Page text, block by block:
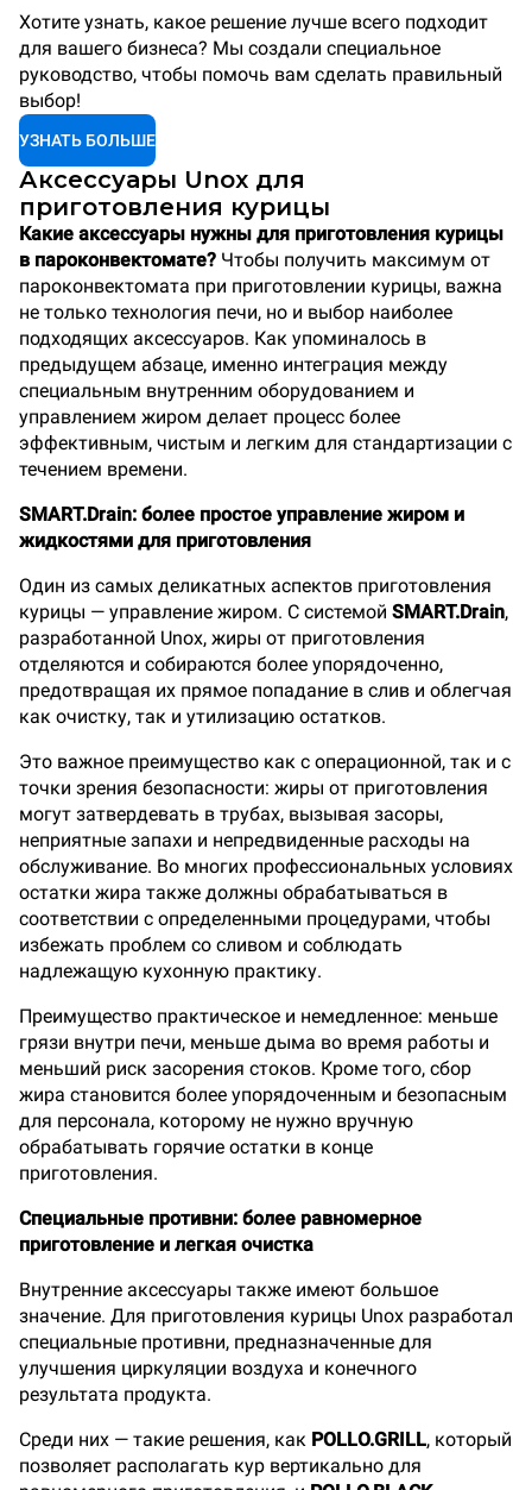
Хотите узнать, какое решение лучше всего подходит
для вашего бизнеса? Мы создали специальное
руководство, чтобы помочь вам сделать правильный
выбор!
УЗНАТЬ БОЛЬШЕ
Аксессуары Unox для
приготовления курицы
Какие аксессуары нужны для приготовления курицы
в пароконвектомате? Чтобы получить максимум от
пароконвектомата при приготовлении курицы, важна
не только технология печи, но и выбор наиболее
подходящих аксессуаров. Как упоминалось в
предыдущем абзаце, именно интеграция между
специальным внутренним оборудованием и
управлением жиром делает процесс более
эффективным, чистым и легким для стандартизации с
течением времени.
SMART.Drain: более простое управление жиром и
жидкостями для приготовления
Один из самых деликатных аспектов приготовления
курицы — управление жиром. С системой SMART.Drain,
разработанной Unox, жиры от приготовления
отделяются и собираются более упорядоченно,
предотвращая их прямое попадание в слив и облегчая
как очистку, так и утилизацию остатков.
Это важное преимущество как с операционной, так и с
точки зрения безопасности: жиры от приготовления
могут затвердевать в трубах, вызывая засоры,
неприятные запахи и непредвиденные расходы на
обслуживание. Во многих профессиональных условиях
остатки жира также должны обрабатываться в
соответствии с определенными процедурами, чтобы
избежать проблем со сливом и соблюдать
надлежащую кухонную практику.
Преимущество практическое и немедленное: меньше
грязи внутри печи, меньше дыма во время работы и
меньший риск засорения стоков. Кроме того, сбор
жира становится более упорядоченным и безопасным
для персонала, которому не нужно вручную
обрабатывать горячие остатки в конце
приготовления.
Специальные противни: более равномерное
приготовление и легкая очистка
Внутренние аксессуары также имеют большое
значение. Для приготовления курицы Unox разработал
специальные противни, предназначенные для
улучшения циркуляции воздуха и конечного
результата продукта.
Среди них — такие решения, как POLLO.GRILL, который
позволяет располагать кур вертикально для